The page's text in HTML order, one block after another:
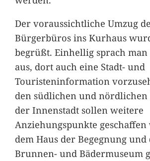
Der voraussichtliche Umzug
Bürgerbüros ins Kurhaus
begrüßt. Einhellig sprach
aus, dort auch eine Stadt- und
Touristeninformation
den südlichen und nördlichen
der Innenstadt sollen weitere
Anziehungspunkte
dem Haus der Begegnung und
Brunnen- und Bädermuseum